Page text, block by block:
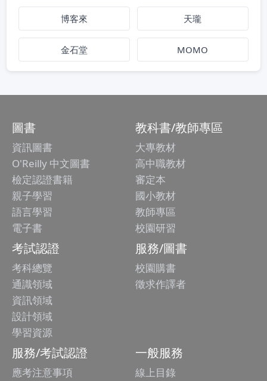
博客來 天瓏
金石堂 MOMO
圖書
資訊圖書
O'Reilly 中文圖書
檢定認證書籍
親子學習
語言學習
電子書
教科書/教師專區
大專教材
高中職教材
審定本
國小教材
教師專區
校園研習
考試認證
考科總覽
通識領域
資訊領域
設計領域
學習資源
服務/圖書
校園購書
徵求作譯者
服務/考試認證
應考注意事項
一般服務
線上目錄